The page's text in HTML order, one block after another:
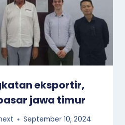
eksportir,
jawa timur
September 10, 2024